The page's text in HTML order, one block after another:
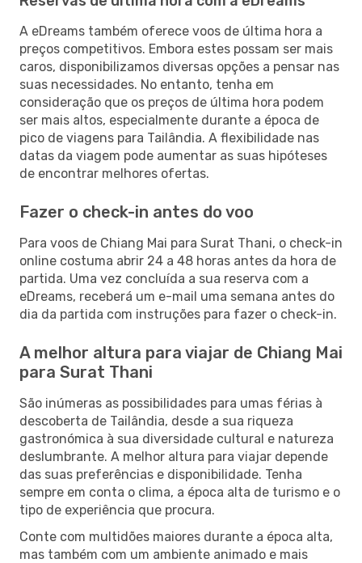
A eDreams também oferece voos de última hora a
preços competitivos. Embora estes possam ser mais
caros, disponibilizamos diversas opções a pensar nas
suas necessidades. No entanto, tenha em
consideração que os preços de última hora podem
ser mais altos, especialmente durante a época de
pico de viagens para Tailândia. A flexibilidade nas
datas da viagem pode aumentar as suas hipóteses
de encontrar melhores ofertas.
Fazer o check-in antes do voo
Para voos de Chiang Mai para Surat Thani, o check-in
online costuma abrir 24 a 48 horas antes da hora de
partida. Uma vez concluída a sua reserva com a
eDreams, receberá um e-mail uma semana antes do
dia da partida com instruções para fazer o check-in.
A melhor altura para viajar de Chiang Mai
para Surat Thani
São inúmeras as possibilidades para umas férias à
descoberta de Tailândia, desde a sua riqueza
gastronómica à sua diversidade cultural e natureza
deslumbrante. A melhor altura para viajar depende
das suas preferências e disponibilidade. Tenha
sempre em conta o clima, a época alta de turismo e o
tipo de experiência que procura.
Conte com multidões maiores durante a época alta,
mas também com um ambiente animado e mais